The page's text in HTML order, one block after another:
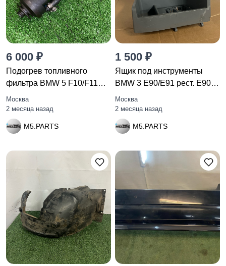
6 000 ₽
Подогрев топливного
фильтра BMW 5 F10/F11
F10 2010
Москва
2 месяца назад
M5.PARTS
1 500 ₽
Ящик под инструменты
BMW 3 E90/E91 рест. E90
2011
Москва
2 месяца назад
M5.PARTS